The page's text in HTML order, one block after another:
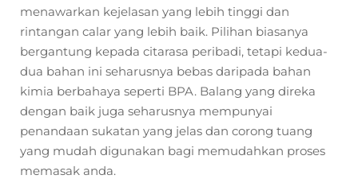
menawarkan kejelasan yang lebih tinggi dan
rintangan calar yang lebih baik. Pilihan biasanya
bergantung kepada citarasa peribadi, tetapi kedua-
dua bahan ini seharusnya bebas daripada bahan
kimia berbahaya seperti BPA. Balang yang direka
dengan baik juga seharusnya mempunyai
penandaan sukatan yang jelas dan corong tuang
yang mudah digunakan bagi memudahkan proses
memasak anda.